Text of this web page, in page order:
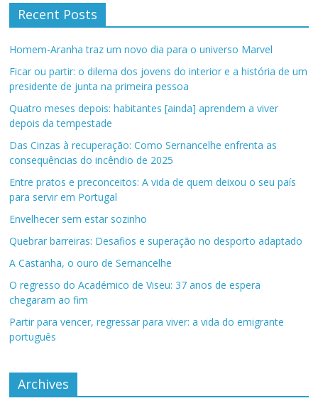
Recent Posts
Homem-Aranha traz um novo dia para o universo Marvel
Ficar ou partir: o dilema dos jovens do interior e a história de um
presidente de junta na primeira pessoa
Quatro meses depois: habitantes [ainda] aprendem a viver
depois da tempestade
Das Cinzas à recuperação: Como Sernancelhe enfrenta as
consequências do incêndio de 2025
Entre pratos e preconceitos: A vida de quem deixou o seu país
para servir em Portugal
Envelhecer sem estar sozinho
Quebrar barreiras: Desafios e superação no desporto adaptado
A Castanha, o ouro de Sernancelhe
O regresso do Académico de Viseu: 37 anos de espera
chegaram ao fim
Partir para vencer, regressar para viver: a vida do emigrante
português
Archives